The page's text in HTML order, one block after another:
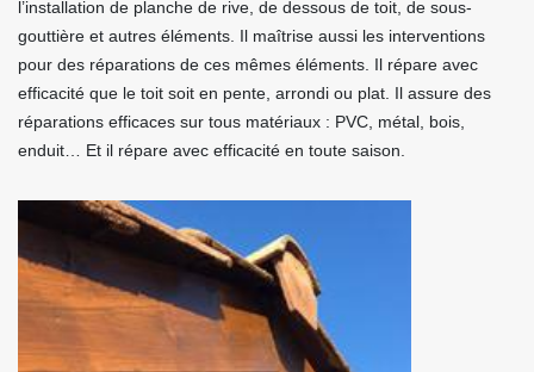
l’installation de planche de rive, de dessous de toit, de sous-
gouttière et autres éléments. Il maîtrise aussi les interventions
pour des réparations de ces mêmes éléments. Il répare avec
efficacité que le toit soit en pente, arrondi ou plat. Il assure des
réparations efficaces sur tous matériaux : PVC, métal, bois,
enduit… Et il répare avec efficacité en toute saison.